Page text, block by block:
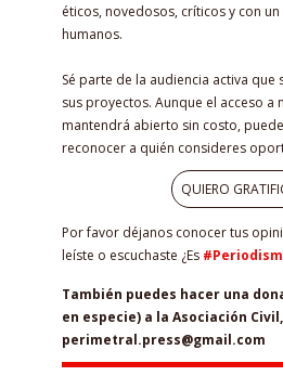
éticos, novedosos, críticos y con
humanos.
Sé parte de la audiencia activa que
sus proyectos. Aunque el acceso a
mantendrá abierto sin costo,
reconocer a quién consideres
QUIERO
Por favor déjanos conocer tus
leíste o escuchaste ¿Es
También puedes hacer una
en especie) a la Asociación
perimetral.press@gmail.com